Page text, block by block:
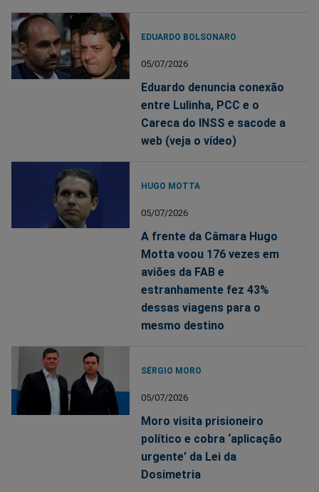
EDUARDO BOLSONARO
05/07/2026
Eduardo denuncia conexão
entre Lulinha, PCC e o
Careca do INSS e sacode a
web (veja o vídeo)
HUGO MOTTA
05/07/2026
A frente da Câmara Hugo
Motta voou 176 vezes em
aviões da FAB e
estranhamente fez 43%
dessas viagens para o
mesmo destino
SÉRGIO MORO
05/07/2026
Moro visita prisioneiro
político e cobra ‘aplicação
urgente’ da Lei da
Dosimetria